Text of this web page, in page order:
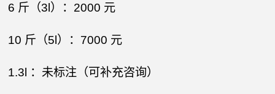
6 斤（3l）：2000 元​
10 斤（5l）：7000 元​
1.3l ：未标注（可补充咨询）​